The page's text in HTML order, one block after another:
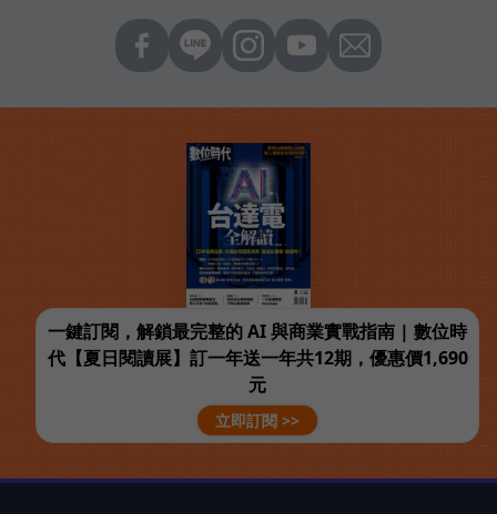
一鍵訂閱，解鎖最完整的 AI 與商業實戰指南 | 數位時
代【夏日閱讀展】訂一年送一年共12期，優惠價1,690
元
立即訂閱 >>